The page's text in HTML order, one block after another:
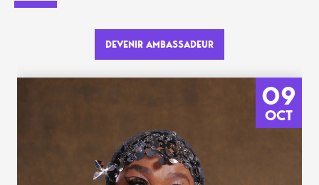
DEVENIR AMBASSADEUR
09
OCT